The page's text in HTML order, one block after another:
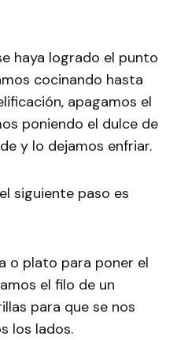
haya logrado el punto
cocinando hasta
apagamos el
poniendo el dulce de
y lo dejamos enfriar.
siguiente paso es
o plato para poner el
el filo de un
para que se nos
los lados.